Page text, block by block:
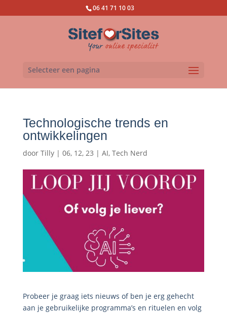
06 41 71 10 03
Selecteer een pagina
Technologische trends en
ontwikkelingen
door Tilly| 06, 12, 23 | AI, Tech Nerd
Probeer je graag iets nieuws of ben je erg gehecht
aan je gebruikelijke programma’s en rituelen en volg